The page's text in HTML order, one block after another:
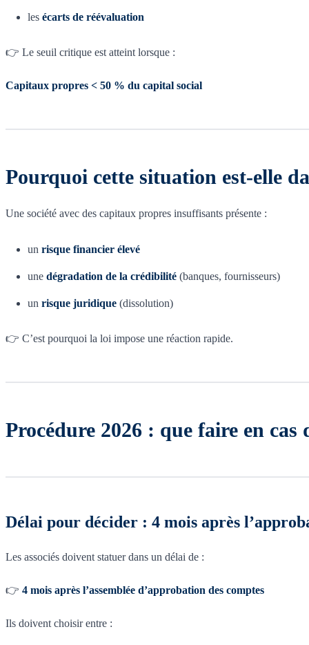
les écarts de réévaluation
👉 Le seuil critique est atteint lorsque :
Capitaux propres < 50 % du capital social
Pourquoi cette situation est-elle
Une société avec des capitaux propres insuffisants présente :
un risque financier élevé
une dégradation de la crédibilité (banques, fournisseurs)
un risque juridique (dissolution)
👉 C’est pourquoi la loi impose une réaction rapide.
Procédure 2026 : que faire en
Délai pour décider : 4 mois après
Les associés doivent statuer dans un délai de :
👉 4 mois après l’assemblée d’approbation des comptes
Ils doivent choisir entre :